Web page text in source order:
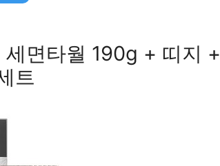
면타월 190g + 띠지 +
트